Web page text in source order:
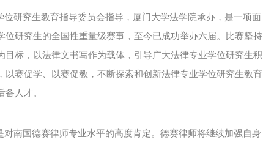
研究生教育指导委员会指导，厦门大学法学院承办，是一项面
研究生的全国性重量级赛事，至今已成功举办六届。比赛坚持
标，以法律文书写作为载体，引导广大法律专业学位研究生积
赛促学、以赛促教，不断探索和创新法律专业学位研究生教育
人才。
南国德赛律师专业水平的高度肯定。德赛律师将继续加强自身